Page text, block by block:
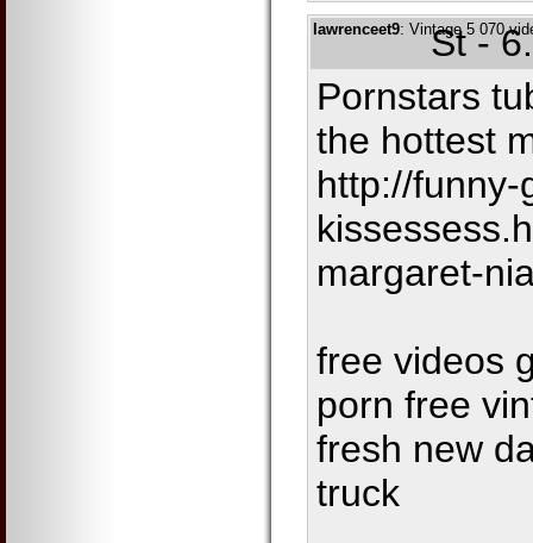
lawrenceet9: Vintage 5 070
St -
Pornstars
the hottest
http://funny-
margaret-
free videos
porn free
fresh new
truck